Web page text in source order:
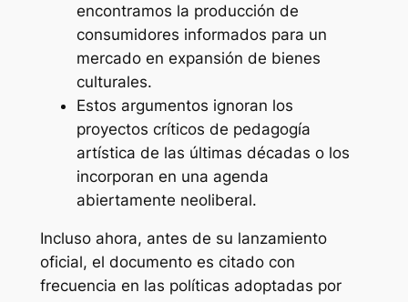
encontramos la producción de
consumidores informados para un
mercado en expansión de bienes
culturales.
Estos argumentos ignoran los
proyectos críticos de pedagogía
artística de las últimas décadas o los
incorporan en una agenda
abiertamente neoliberal.
Incluso ahora, antes de su lanzamiento
oficial, el documento es citado con
frecuencia en las políticas adoptadas por